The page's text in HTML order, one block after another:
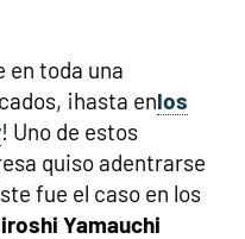
en toda una
¡hasta enlos
! Uno de estos
quiso adentrarse
fue el caso en los
Yamauchi